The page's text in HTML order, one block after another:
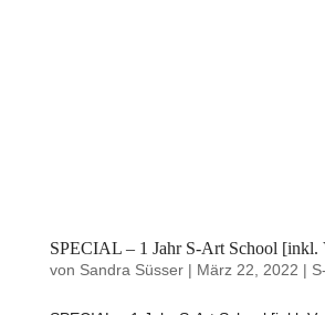
SPECIAL – 1 Jahr S-Art School [inkl.
von Sandra Süsser| März 22, 2022 |